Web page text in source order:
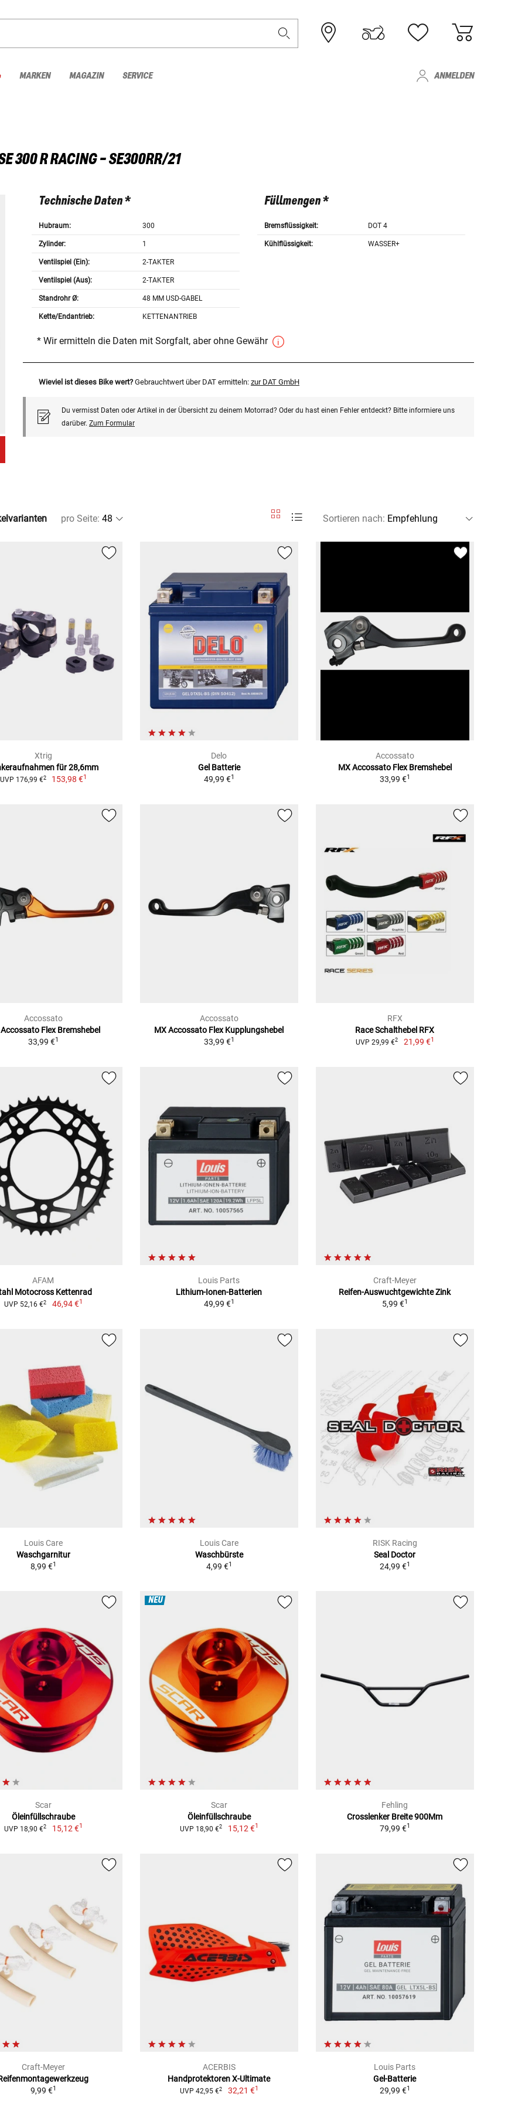
MARKEN MAGAZIN SERVICE ANMELDEN
300 R RACING - SE300RR/21
Technische Daten *
Hubraum: 300
Zylinder: 1
Ventilspiel (Ein): 2-TAKTER
Ventilspiel (Aus): 2-TAKTER
Standrohr Ø: 48 MM USD-GABEL
Kette/Endantrieb: KETTENANTRIEB
Füllmengen *
Bremsflüssigkeit: DOT 4
Kühlflüssigkeit: WASSER+
* Wir ermitteln die Daten mit Sorgfalt, aber ohne Gewähr
Wieviel ist dieses Bike wert? Gebrauchtwert über DAT ermitteln: zur DAT GmbH
Du vermisst Daten oder Artikel in der Übersicht zu deinem Motorrad? Oder du hast einen Fehler entdeckt? Bitte informiere uns
darüber. Zum Formular
pro Seite: Sortieren nach:
Xtrig
für 28,6mm
UVP 176,99 €2 153,98 €1
Delo
Gel Batterie
49,99 €1
Accossato
MX Accossato Flex Bremshebel
33,99 €1
Accossato
Flex Bremshebel
33,99 €1
Accossato
MX Accossato Flex Kupplungshebel
33,99 €1
RFX
Race Schalthebel RFX
UVP 29,99 €2 21,99 €1
AFAM
Motocross Kettenrad
UVP 52,16 €2 46,94 €1
Louis Parts
Lithium-Ionen-Batterien
49,99 €1
Craft-Meyer
Reifen-Auswuchtgewichte Zink
5,99 €1
Louis Care
Waschgarnitur
8,99 €1
Louis Care
Waschbürste
4,99 €1
RISK Racing
Seal Doctor
24,99 €1
Scar
Öleinfüllschraube
UVP 18,90 €2 15,12 €1
NEU
Scar
Öleinfüllschraube
UVP 18,90 €2 15,12 €1
Fehling
Crosslenker Breite 900Mm
79,99 €1
Craft-Meyer
9,99 €1
ACERBIS
Handprotektoren X-Ultimate
UVP 42,95 €2 32,21 €1
Louis Parts
Gel-Batterie
29,99 €1